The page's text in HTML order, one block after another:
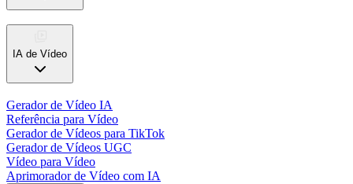
IA de Vídeo
Gerador de Vídeo IA
Referência para Vídeo
Gerador de Vídeos para TikTok
Gerador de Vídeos UGC
Vídeo para Vídeo
Aprimorador de Vídeo com IA